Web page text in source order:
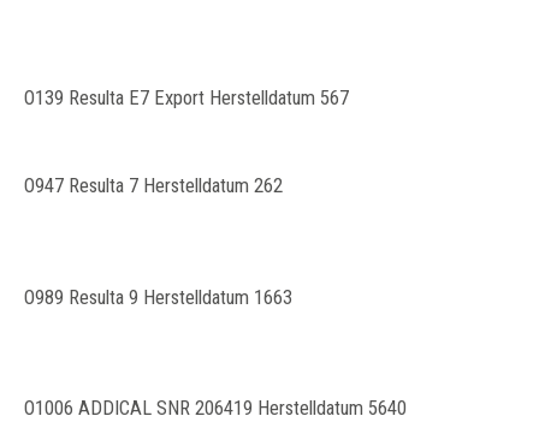
O139 Resulta E7 Export Herstelldatum 567
O947 Resulta 7 Herstelldatum 262
O989 Resulta 9 Herstelldatum 1663
O1006 ADDICAL SNR 206419 Herstelldatum 5640